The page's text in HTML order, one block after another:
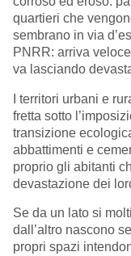
quartieri che
sembrano in via
PNRR: arriva
va lasciando
I territori urbani e
fretta sotto
transizione
abbattimenti e
proprio gli abitanti
devastazione dei
Se da un lato si
dall’altro nascono
propri spazi